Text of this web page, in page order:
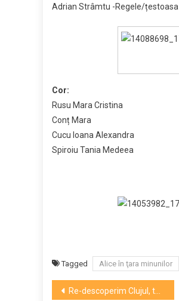
Adrian Strâmtu -Regele/țestoasa
Cor:
Rusu Mara Cristina
Conț Mara
Cucu Ioana Alexandra
Spiroiu Tania Medeea
Tagged Alice în ţara minunilor
Navigare
Re-descoperim Clujul, turul care face cunoscute frumuseți neștiute ale burgului